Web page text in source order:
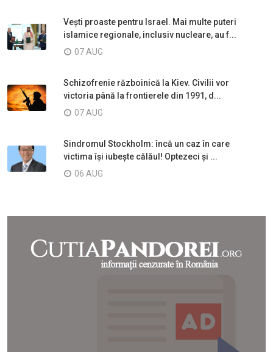
Vești proaste pentru Israel. Mai multe puteri
islamice regionale, inclusiv nucleare, au f...
07 AUG
Schizofrenie războinică la Kiev. Civilii vor
victoria până la frontierele din 1991, d...
07 AUG
Sindromul Stockholm: încă un caz în care
victima își iubește călăul! Optezeci și ...
06 AUG